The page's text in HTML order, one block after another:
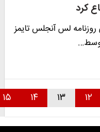
کرد
لس آنجلس تایمز
۱۲ ۱۳ ۱۴ ۱۵